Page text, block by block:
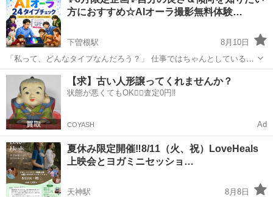
しい生き方を見...方におすすめ☆AIオーラ撮影無料体験…
下曽根駅
8月10日
「私って、どんなタイプなんだろう？」 仕事ではちゃんとしているけ
ど、 💧‬家ではぐったり… 💧‬人に合わせすぎて疲れる… 💧‬もっと自分
らしく過ごしたい… そんな方におすすめです💕 AIオーラで、 あなた
の今の状態や個性・...
福岡 北九州市 下曽根駅 ワークショップ
【求】古い人形譲ってくれませんか？
状態が悪くてもOK🙆‍♀️査定0円‼️
COYASH Ad
夏休み限定開催‼️8/11（火、祝）LoveHeals
上映会とヨガミニセッショ…
天神駅
8月8日